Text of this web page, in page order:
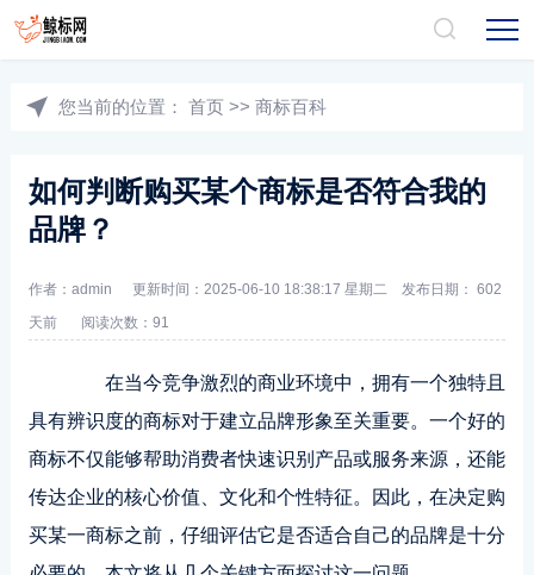
您当前的位置： 首页 >> 商标百科
如何判断购买某个商标是否符合我的
品牌？
作者：admin 更新时间：2025-06-10 18:38:17 星期二 发布日期： 602
天前
阅读次数：91
在当今竞争激烈的商业环境中，拥有一个独特且
具有辨识度的商标对于建立品牌形象至关重要。一个好的
商标不仅能够帮助消费者快速识别产品或服务来源，还能
传达企业的核心价值、文化和个性特征。因此，在决定购
买某一商标之前，仔细评估它是否适合自己的品牌是十分